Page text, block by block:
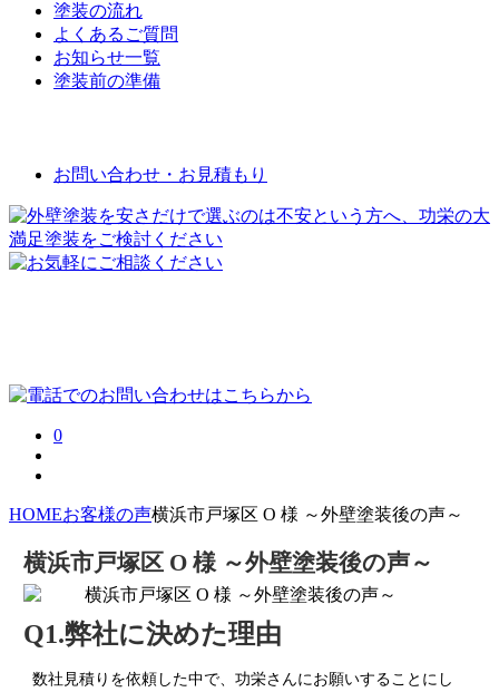
塗装の流れ
よくあるご質問
お知らせ一覧
塗装前の準備
お問い合わせ・お見積もり
0
HOMEお客様の声横浜市戸塚区 O 様 ～外壁塗装後の声～
横浜市戸塚区 O 様 ～外壁塗装後の声～
Q1.弊社に決めた理由
数社見積りを依頼した中で、功栄さんにお願いすることにし